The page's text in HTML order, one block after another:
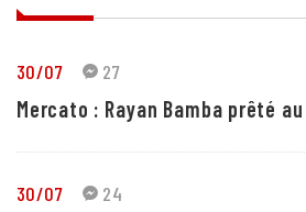
30/07 27
Mercato : Rayan Bamba prêté au
30/07 24